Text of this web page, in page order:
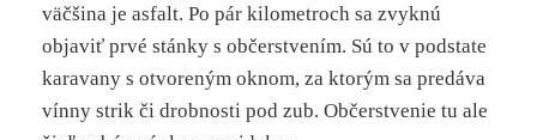
väčšina je asfalt. Po pár kilometroch sa zvyknú
objaviť prvé stánky s občerstvením. Sú to v podstate
karavany s otvoreným oknom, za ktorým sa predáva
vínny strik či drobnosti pod zub. Občerstvenie tu ale